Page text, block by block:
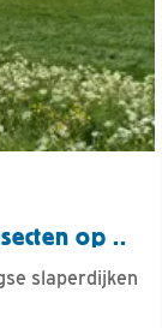
op ..
slaperdijken